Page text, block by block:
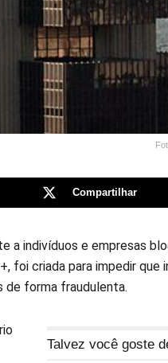
Compartilhar
a indivíduos e empresas
foi criada para impedir que
de forma fraudulenta.
Talvez você goste